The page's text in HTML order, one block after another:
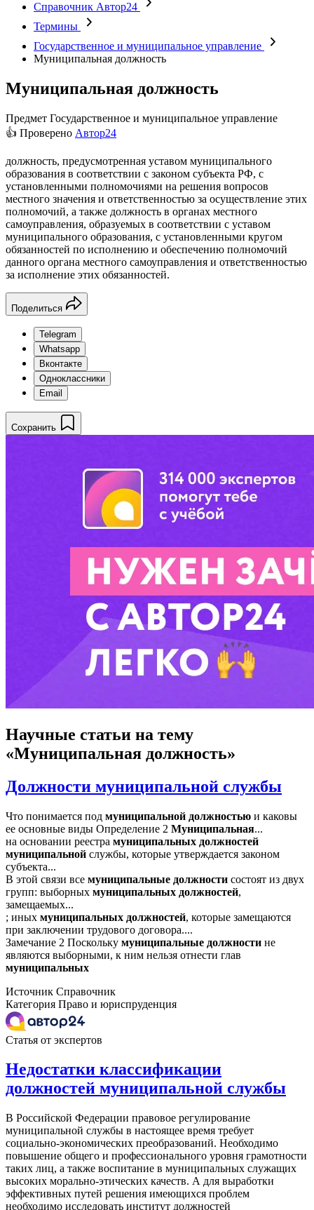
Справочник Автор24
Термины
Государственное и муниципальное управление
Муниципальная должность
Муниципальная должность
Предмет Государственное и муниципальное управление
👍 Проверено Автор24
должность, предусмотренная уставом муниципального
образования в соответствии с законом субъекта РФ, с
установленными полномочиями на решения вопросов
местного значения и ответственностью за осуществление этих
полномочий, а также должность в органах местного
самоуправления, образуемых в соответствии с уставом
муниципального образования, с установленными кругом
обязанностей по исполнению и обеспечению полномочий
данного органа местного самоуправления и ответственностью
за исполнение этих обязанностей.
Поделиться
Telegram
Whatsapp
Вконтакте
Одноклассники
Email
Сохранить
Научные статьи на тему
«Муниципальная должность»
Должности муниципальной службы
Что понимается под муниципальной должностью и каковы
ее основные виды Определение 2 Муниципальная...
на основании реестра муниципальных должностей
муниципальной службы, которые утверждается законом
субъекта...
В этой связи все муниципальные должности состоят из двух
групп: выборных муниципальных должностей,
замещаемых...
; иных муниципальных должностей, которые замещаются
при заключении трудового договора....
Замечание 2 Поскольку муниципальные должности не
являются выборными, к ним нельзя отнести глав
муниципальных
Источник Справочник
Категория Право и юриспруденция
Статья от экспертов
Недостатки классификации
должностей муниципальной службы
В Российской Федерации правовое регулирование
муниципальной службы в настоящее время требует
социально-экономических преобразований. Необходимо
повышение общего и профессионального уровня грамотности
таких лиц, а также воспитание в муниципальных служащих
высоких морально-этических качеств. А для выработки
эффективных путей решения имеющихся проблем
необходимо исследовать институт должностей